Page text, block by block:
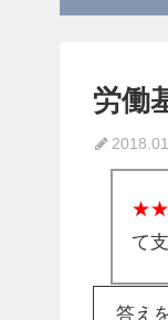
労働
て
答え